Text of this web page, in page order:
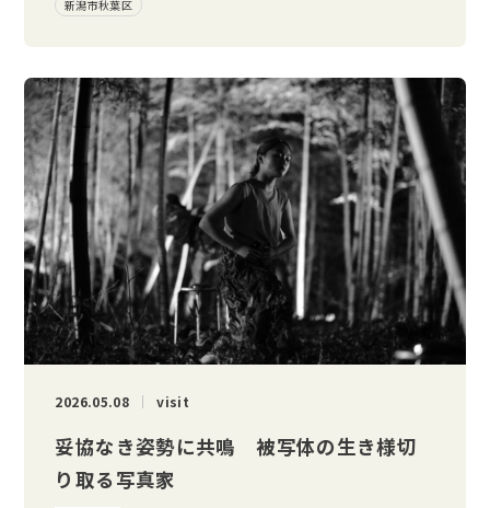
新潟市秋葉区
2026.05.08 visit
妥協なき姿勢に共鳴 被写体の生き様切
り取る写真家